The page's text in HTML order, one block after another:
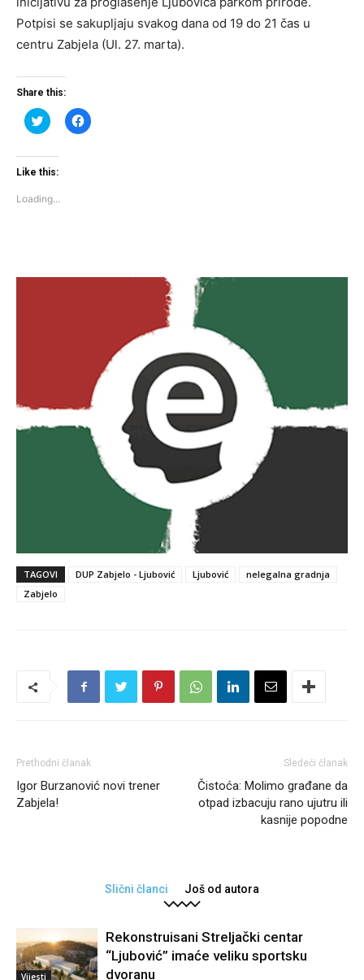
Potpisi se sakupljaju svakog dana od 19 do 21 čas u
centru Zabjela (Ul. 27. marta).
Share this:
Click
to
Twitter
(Opens
window)
Click
to
Like this:
Loading...
TAGOVI DUP Zabjelo - Ljubović Ljubović
nelegalna gradnja
Zabjelo
Prethodni članak
Igor Burzanović novi trener
Zabjela!
Sledeći članak
Čistoća: Molimo građane da
otpad izbacuju rano ujutru ili
kasnije popodne
Slični članci Još od autora
Vijesti
Rekonstruisani Streljački centar
“Ljubović” imaće veliku sportsku
dvoranu